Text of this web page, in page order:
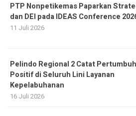
PTP Nonpetikemas Paparkan
dan DEI pada IDEAS Conference
11 Juli 2026
Pelindo Regional 2 Catat
Positif di Seluruh Lini Layanan
Kepelabuhanan
16 Juli 2026